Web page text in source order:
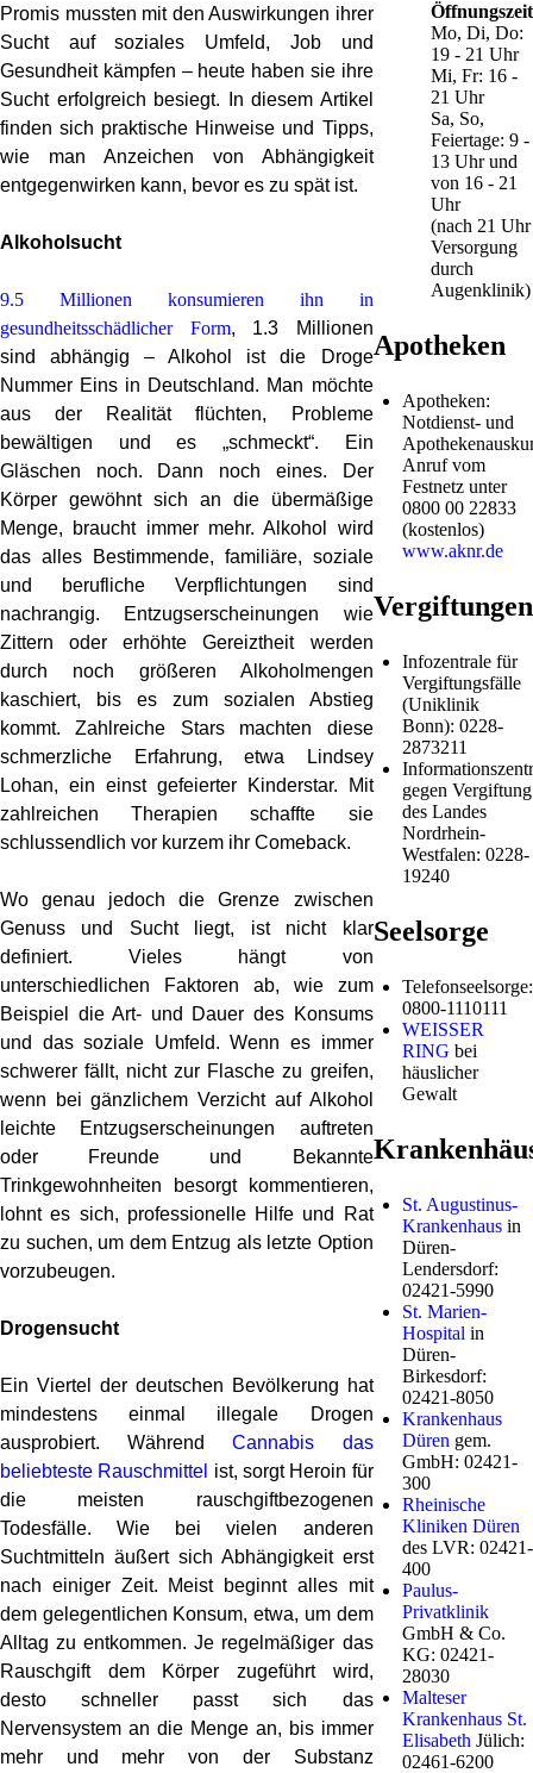
Promis mussten mit den Auswirkungen ihrer
Sucht auf soziales Umfeld, Job und
Gesundheit kämpfen – heute haben sie ihre
Sucht erfolgreich besiegt. In diesem Artikel
finden sich praktische Hinweise und Tipps,
wie man Anzeichen von Abhängigkeit
entgegenwirken kann, bevor es zu spät ist.
Alkoholsucht
9.5 Millionen konsumieren ihn in
gesundheitsschädlicher Form, 1.3 Millionen
sind abhängig – Alkohol ist die Droge
Nummer Eins in Deutschland. Man möchte
aus der Realität flüchten, Probleme
bewältigen und es „schmeckt“. Ein
Gläschen noch. Dann noch eines. Der
Körper gewöhnt sich an die übermäßige
Menge, braucht immer mehr. Alkohol wird
das alles Bestimmende, familiäre, soziale
und berufliche Verpflichtungen sind
nachrangig. Entzugserscheinungen wie
Zittern oder erhöhte Gereiztheit werden
durch noch größeren Alkoholmengen
kaschiert, bis es zum sozialen Abstieg
kommt. Zahlreiche Stars machten diese
schmerzliche Erfahrung, etwa Lindsey
Lohan, ein einst gefeierter Kinderstar. Mit
zahlreichen Therapien schaffte sie
schlussendlich vor kurzem ihr Comeback.
Wo genau jedoch die Grenze zwischen
Genuss und Sucht liegt, ist nicht klar
definiert. Vieles hängt von
unterschiedlichen Faktoren ab, wie zum
Beispiel die Art- und Dauer des Konsums
und das soziale Umfeld. Wenn es immer
schwerer fällt, nicht zur Flasche zu greifen,
wenn bei gänzlichem Verzicht auf Alkohol
leichte Entzugserscheinungen auftreten
oder Freunde und Bekannte
Trinkgewohnheiten besorgt kommentieren,
lohnt es sich, professionelle Hilfe und Rat
zu suchen, um dem Entzug als letzte Option
vorzubeugen.
Drogensucht
Ein Viertel der deutschen Bevölkerung hat
mindestens einmal illegale Drogen
ausprobiert. WährendCannabis das
beliebteste Rauschmittel ist, sorgt Heroin für
die meisten rauschgiftbezogenen
Todesfälle. Wie bei vielen anderen
Suchtmitteln äußert sich Abhängigkeit erst
nach einiger Zeit. Meist beginnt alles mit
dem gelegentlichen Konsum, etwa, um dem
Alltag zu entkommen. Je regelmäßiger das
Rauschgift dem Körper zugeführt wird,
desto schneller passt sich das
Nervensystem an die Menge an, bis immer
mehr und mehr von der Substanz
Mo, Di, Do:
19 - 21 Uhr
Mi, Fr: 16 -
21 Uhr
Sa, So,
Feiertage: 9 -
13 Uhr und
von 16 - 21
Uhr
(nach 21 Uhr
Versorgung
durch
Augenklinik)
Apotheken
Apotheken:
Notdienst- und
Anruf vom
Festnetz unter
0800 00 22833
(kostenlos)
www.aknr.de
Vergiftungen
Infozentrale für
Vergiftungsfälle
(Uniklinik
Bonn): 0228-
2873211
gegen Vergiftung
des Landes
Nordrhein-
Westfalen: 0228-
19240
Seelsorge
Telefonseelsorge:
0800-1110111
WEISSER
RING bei
häuslicher
Gewalt
St. Augustinus-
Krankenhausin
Düren-
Lendersdorf:
02421-5990
St. Marien-
Hospital in
Düren-
Birkesdorf:
02421-8050
Krankenhaus
Düren gem.
GmbH: 02421-
300
Rheinische
Kliniken Düren
des LVR: 02421-
400
Paulus-
Privatklinik
GmbH & Co.
KG: 02421-
28030
Malteser
Krankenhaus St.
Elisabeth Jülich:
02461-6200